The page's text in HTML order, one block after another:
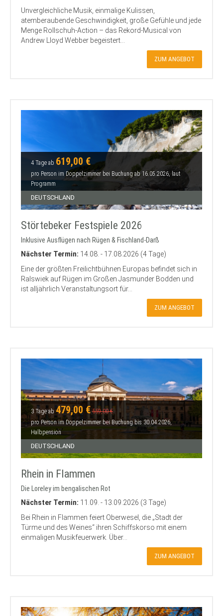
Unvergleichliche Musik, einmalige Kulissen,
atemberaubende Geschwindigkeit, große Gefühle und jede
Menge Rollschuh-Action – das Rekord-Musical von
Andrew Lloyd Webber begeistert...
ZUM ANGEBOT
4 Tage ab 619,00 €
pro Person im Doppelzimmer bei Buchung ab 16.05.2026, laut
Programm
DEUTSCHLAND
Störtebeker Festspiele 2026
Inklusive Ausflügen nach Rügen & Fischland-Darß
Nächster Termin: 14.08. - 17.08.2026 (4 Tage)
Eine der größten Freilichtbühnen Europas befindet sich in
Ralswiek auf Rügen im Großen Jasmunder Bodden und
ist alljährlich Veranstaltungsort für...
ZUM ANGEBOT
3 Tage ab479,00 € 559,00 €
pro Person im Doppelzimmer bei Buchung bis 30.04.2026,
Halbpension
DEUTSCHLAND
Rhein in Flammen
Die Loreley im bengalischen Rot
Nächster Termin: 11.09. - 13.09.2026 (3 Tage)
Bei Rhein in Flammen feiert Oberwesel, die „Stadt der
Türme und des Weines“ ihren Schiffskorso mit einem
einmaligen Musikfeuerwerk. Über...
ZUM ANGEBOT